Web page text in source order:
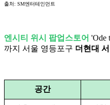
출처: SM엔터테인먼트
엔시티 위시 팝업스토어 'Ode
까지 서울 영등포구 더현대
공간